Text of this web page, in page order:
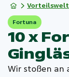
Vorteilswelt
Fortuna
10 x
Wir stoßen an